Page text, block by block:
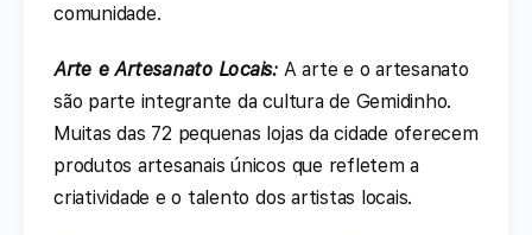
comunidade.
Arte e Artesanato Locais: A arte e o artesanato
são parte integrante da cultura de Gemidinho.
Muitas das 72 pequenas lojas da cidade oferecem
produtos artesanais únicos que refletem a
criatividade e o talento dos artistas locais.